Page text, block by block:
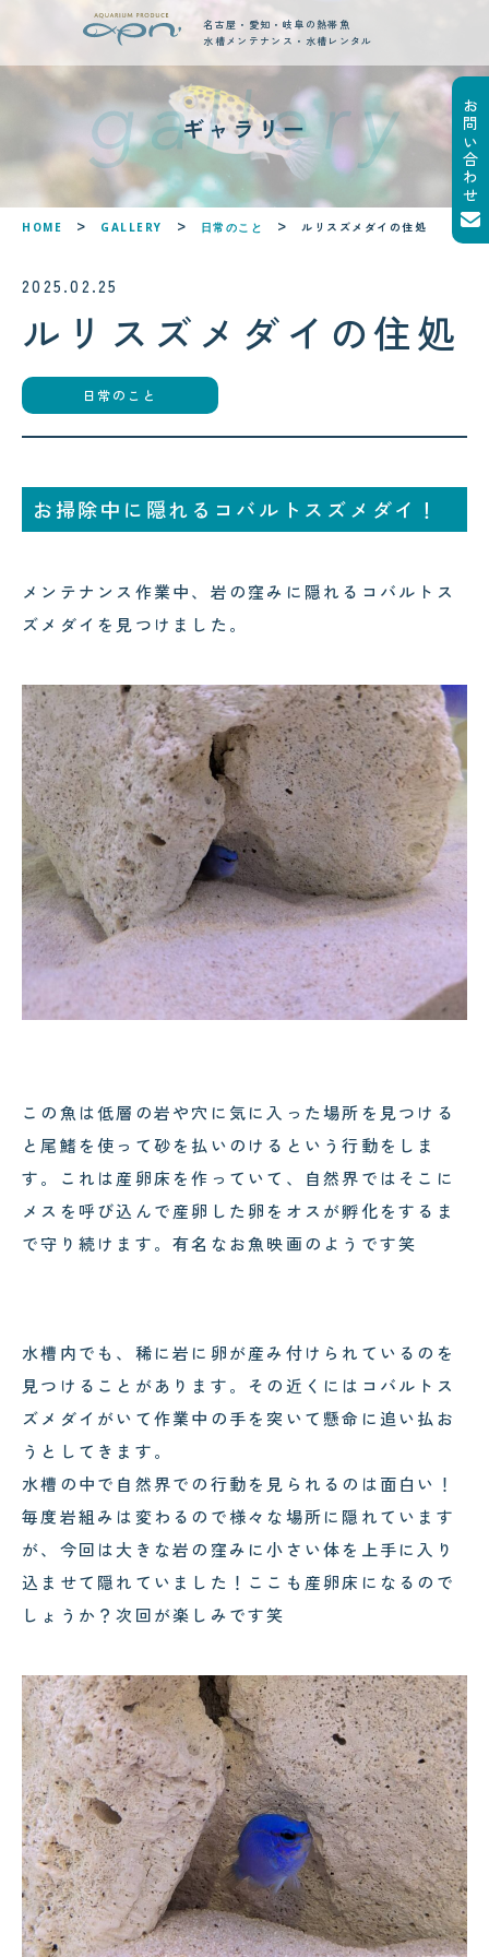
名古屋・愛知・岐阜の熱帯魚
水槽メンテナンス・水槽レンタル
new posts
最新ブログ記事
2026.08.06
郡上・長良川で感じる夏の涼｜メ
ンテナンスの合間の癒し時間
2026.08.05
コクテンフグの意外な一面！海水
水槽メンテナンスで起きた出来事
2026.08.04
サンゴが白くなる「白化現象」と
は？原因と対策をわかりやすく解
説
2026.08.03
可児市のクリニック様へ水槽メン
テナンス｜美しい水景を支える定
期メンテナンスの大切さ
お問い合わせ
ギャラリー
HOME GALLERY 日常のこと ルリスズメダイの住処
2025.02.25
ルリスズメダイの住処
日常のこと
お掃除中に隠れるコバルトスズメダイ！
メンテナンス作業中、岩の窪みに隠れるコバルトス
ズメダイを見つけました。
この魚は低層の岩や穴に気に入った場所を見つける
と尾鰭を使って砂を払いのけるという行動をしま
す。これは産卵床を作っていて、自然界ではそこに
メスを呼び込んで産卵した卵をオスが孵化をするま
で守り続けます。有名なお魚映画のようです笑
水槽内でも、稀に岩に卵が産み付けられているのを
見つけることがあります。その近くにはコバルトス
ズメダイがいて作業中の手を突いて懸命に追い払お
うとしてきます。
水槽の中で自然界での行動を見られるのは面白い！
毎度岩組みは変わるので様々な場所に隠れています
が、今回は大きな岩の窪みに小さい体を上手に入り
込ませて隠れていました！ここも産卵床になるので
しょうか？次回が楽しみです笑